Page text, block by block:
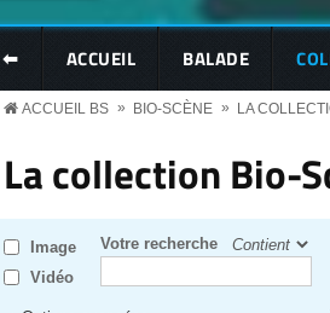
MENU
⬅ ACCUEIL BALADE
ACCUEIL BS » BIO-SCÈNE » LA
La collection Bio-
Image
Vidéo
Votre recherche